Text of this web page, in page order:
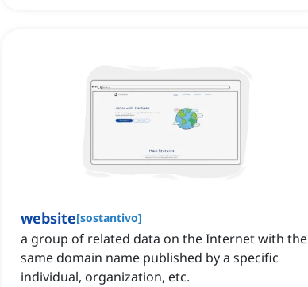
website[sostantivo]
a group of related data on the Internet with the
same domain name published by a specific
individual, organization, etc.